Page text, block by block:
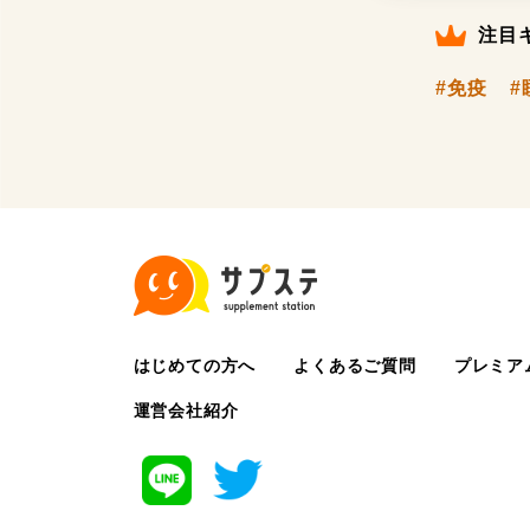
注目
#免疫 #
はじめての方へ よくあるご質問 プレミア
運営会社紹介